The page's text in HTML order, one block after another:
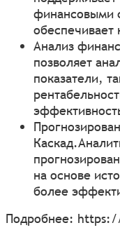
финансовыми
обеспечивает
Анализ
позволяет
показатели,
на основе
более
Подробнее: